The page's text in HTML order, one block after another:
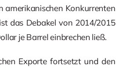
amerikanischen Konkurrenten
das Debakel von 2014/2015
je Barrel einbrechen ließ.
Exporte fortsetzt und den